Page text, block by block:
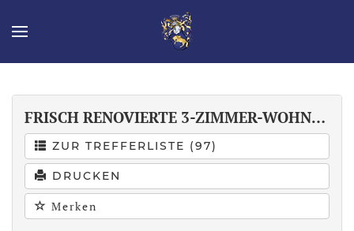
FRISCH RENOVIERTE 3-ZIMMER-WOHNUNG MIT BALKON, LOGGIA & SANIERTEM BAD IM GEPFLEGTEN ZWEIFAMILIENHAUS
ZUR TREFFERLISTE (97)
DRUCKEN
Merken